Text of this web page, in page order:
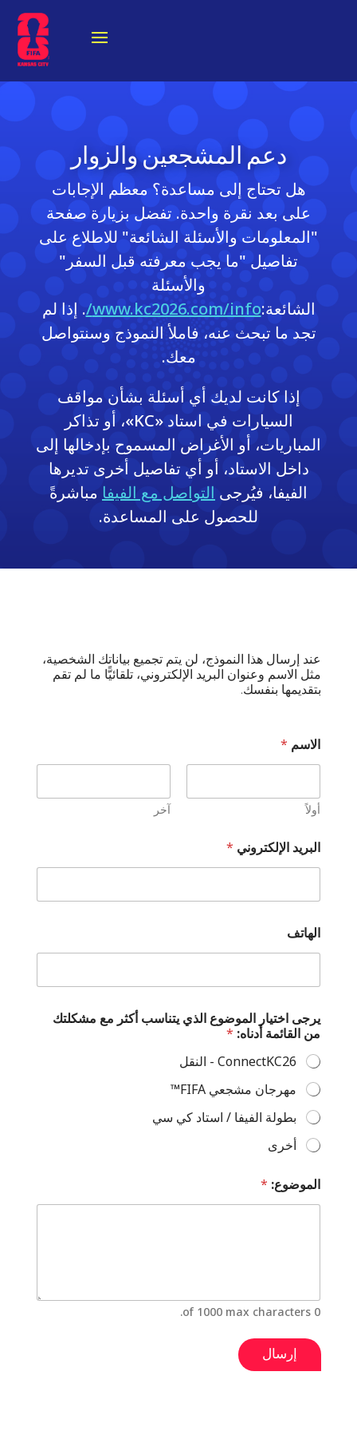
دعم المشجعين والزوار
هل تحتاج إلى مساعدة؟ معظم الإجابات
على بعد نقرة واحدة. تفضل بزيارة صفحة
"المعلومات والأسئلة الشائعة" للاطلاع على
تفاصيل "ما يجب معرفته قبل السفر"
والأسئلة
الشائعة:www.kc2026.com/info/ . إذا لم
تجد ما تبحث عنه، فاملأ النموذج وسنتواصل
معك.
إذا كانت لديك أي أسئلة بشأن مواقف
السيارات في استاد «KC»، أو تذاكر
المباريات، أو الأغراض المسموح بإدخالها إلى
داخل الاستاد، أو أي تفاصيل أخرى تديرها
الفيفا، فيُرجى التواصل مع الفيفا مباشرةً
للحصول على المساعدة.
عند إرسال هذا النموذج، لن يتم تجميع بياناتك الشخصية،
مثل الاسم وعنوان البريد الإلكتروني، تلقائيًّا ما لم تقم
بتقديمها بنفسك.
الاسم *
أولاً آخر
البريد الإلكتروني *
الهاتف
ر
ج
ى
ي
ت
ن
ا
س
ب
ت
ي
يرجى اختيار الموضوع الذي يتناسب أكثر مع مشكلتك
من القائمة أدناه: *
ConnectKC26 - النقل
مهرجان مشجعي FIFA™
بطولة الفيفا / استاد كي سي
أخرى
الموضوع: *
0 of 1000 max characters.
إرسال